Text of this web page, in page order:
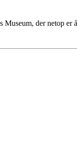
der netop